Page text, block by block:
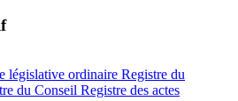
législative ordinaire Registre du
du Conseil Registre des actes